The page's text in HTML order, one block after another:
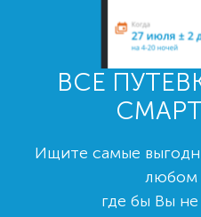
ВСЕ
Ищите самые
любом
где бы Вы